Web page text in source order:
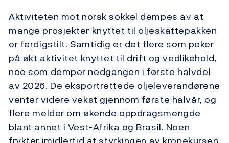
Aktiviteten mot norsk sokkel dempes av at
mange prosjekter knyttet til oljeskattepakken
er ferdigstilt. Samtidig er det flere som peker
på økt aktivitet knyttet til drift og vedlikehold,
noe som demper nedgangen i første halvdel
av 2026. De eksportrettede oljeleverandørene
venter videre vekst gjennom første halvår, og
flere melder om økende oppdragsmengde
blant annet i Vest-Afrika og Brasil. Noen